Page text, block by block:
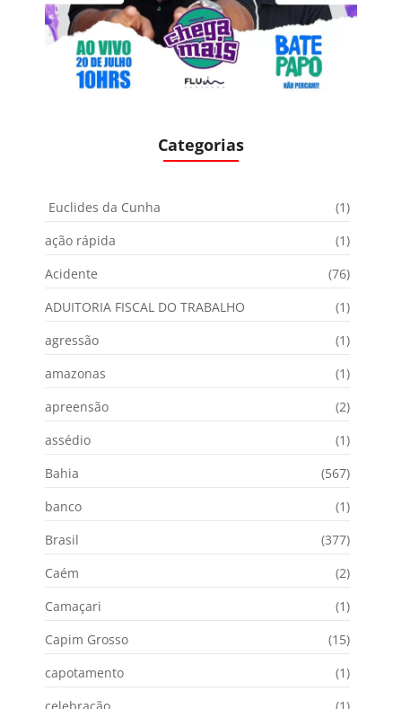
Categorias
Euclides da Cunha
(1)
ação rápida
(1)
Acidente
(76)
ADUITORIA FISCAL DO TRABALHO
(1)
agressão
(1)
amazonas
(1)
apreensão
(2)
assédio
(1)
Bahia
(567)
banco
(1)
Brasil
(377)
Caém
(2)
Camaçari
(1)
Capim Grosso
(15)
capotamento
(1)
celebração
(1)